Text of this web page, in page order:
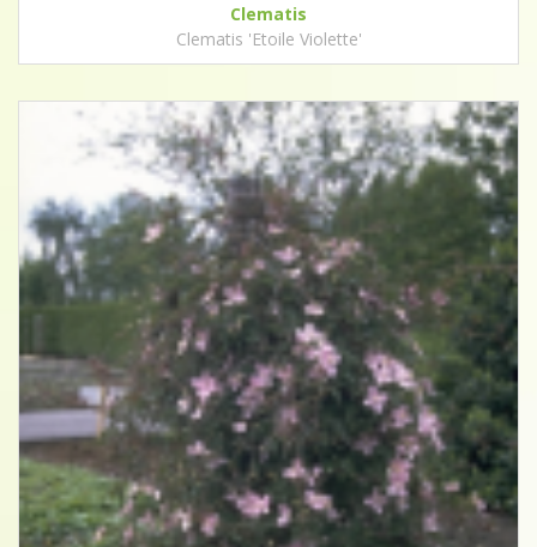
Clematis
Clematis 'Etoile Violette'